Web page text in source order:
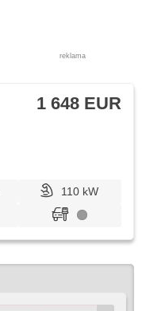
reklama
1 648 EUR
110 kW